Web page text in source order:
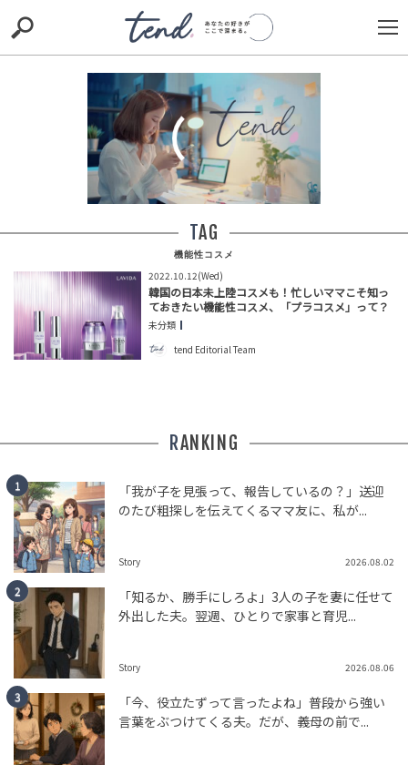
お出かけ original RECOMMED
nordot RECOMMEND ARENA
NEW
「何度も聞いてごめんなさい」明細の見方に戸惑う客。
フィフィ、北朝鮮の核保有批判に一言で一蹴→「おまえ
が言うなって感じ」「どの口が言ってるの？！」と共感
の声
「若槻千夏の娘おもれーwwww」ディズニー入口で“まさ
か”の即解散に衝撃！酒井美紀もシングルライダー経験を
00:00/00:30
TAG
機能性コスメ
2022.10.12(Wed)
韓国の日本未上陸コスメも！忙しいママこそ知っ
ておきたい機能性コスメ、「プラコスメ」って？
未分類
tend Editorial Team
RANKING
「我が子を見張って、報告しているの？」送迎
のたび粗探しを伝えてくるママ友に、私が...
Story 2026.08.02
「知るか、勝手にしろよ」3人の子を妻に任せて
外出した夫。翌週、ひとりで家事と育児...
Story 2026.08.06
「今、役立たずって言ったよね」普段から強い
言葉をぶつけてくる夫。だが、義母の前で...